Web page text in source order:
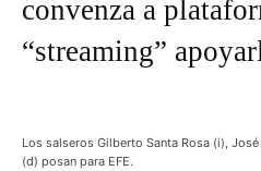
convenza a
“streaming”
Los salseros Gilberto Santa Rosa (i),
(d) posan para EFE.